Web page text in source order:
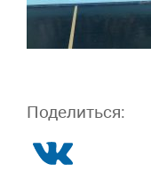
Поделиться: